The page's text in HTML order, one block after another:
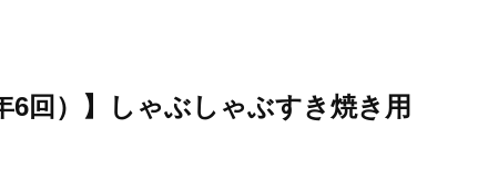
6回）】しゃぶしゃぶすき焼き用